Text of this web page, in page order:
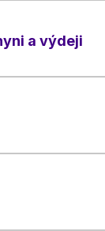
a výdeji